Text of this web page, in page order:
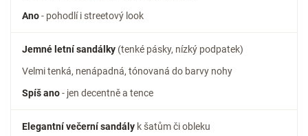
Ano- pohodlí i streetový look
Jemné letní sandálky (tenké pásky, nízký podpatek)
Velmi tenká, nenápadná, tónovaná do barvy nohy
Spíš ano- jen decentně a tence
Elegantní večerní sandály k šatům či obleku